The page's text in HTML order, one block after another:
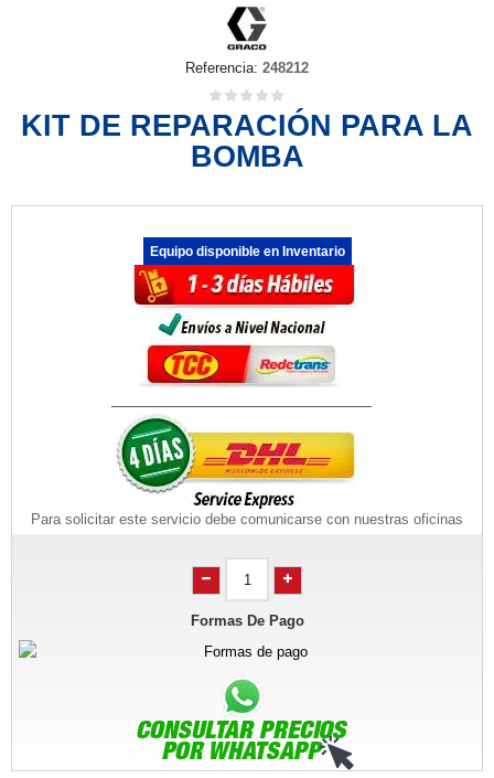
Referencia: 248212
KIT DE REPARACIÓN PARA LA
BOMBA
Equipo disponible en Inventario
Para solicitar este servicio debe comunicarse con nuestras oficinas
Formas De Pago